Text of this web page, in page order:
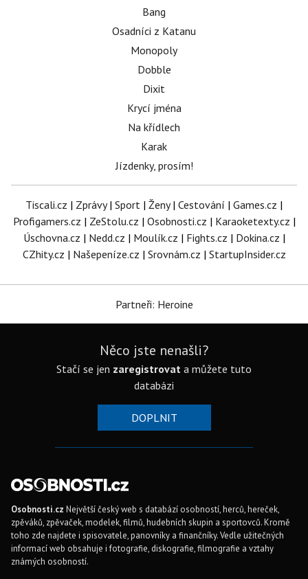
Bang
Osadníci z Katanu
Monopoly
Dobble
Dixit
Krycí jména
Na křídlech
Karak
Jízdenky, prosím!
Tiscali.cz | Zprávy| Sport | Ženy| Cestování | Games.cz |
Profigamers.cz | ZeStolu.cz | Osobnosti.cz | Karaoketexty.cz |
Úschovna.cz | Nedd.cz | Moulík.cz | Fights.cz | Dokina.cz |
CZhity.cz | Našepeníze.cz | Srovnám.cz | StartupInsider.cz
Partneři: Heroine
Něco jste nenašli?
Stačí se jen zaregistrovat a můžete tuto
databázi
DOPLNIT
Osobnosti.cz Největší český web s databází osobností, herců, hereček,
zpěváků, zpěvaček, modelek, filmů, hudebních skupin a sportovců. Kromě
toho zde najdete i spisovatele, panovníky a finančníky. Vedle užitečných
informací web obsahuje i fotografie, diskografie, filmografie a vztahy
známých osobností.